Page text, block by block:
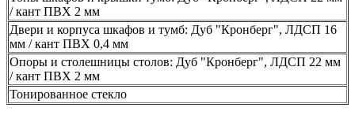
/ кант ПВХ 2 мм
Двери и корпуса шкафов и тумб: Дуб "Кронберг", ЛДСП 16
мм / кант ПВХ 0,4 мм
Опоры и столешницы столов: Дуб "Кронберг", ЛДСП 22 мм
/ кант ПВХ 2 мм
Тонированное стекло